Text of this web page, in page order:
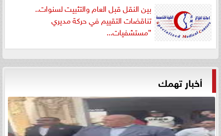
بين النقل قبل العام والتثبيت لسنوات..
تناقضات التقييم في حركة مديري
”مستشفيات...
أخبار تهمك